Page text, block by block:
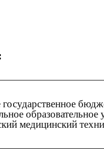
государственное
образовательное
медицинский